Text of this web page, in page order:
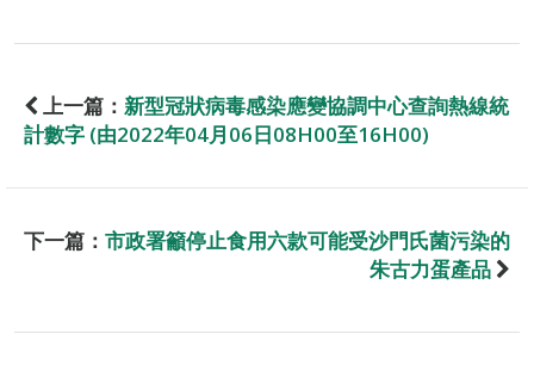
上一篇： 新型冠狀病毒感染應變協調中心查詢熱線統
計數字 (由2022年04月06日08H00至16H00)
下一篇： 市政署籲停止食用六款可能受沙門氏菌污染的
朱古力蛋產品